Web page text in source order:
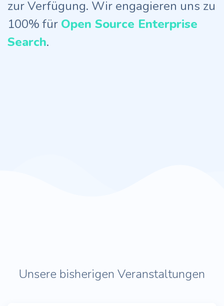
zur Verfügung. Wir engagieren uns zu
100% für Open Source Enterprise
Search.
Unsere bisherigen Veranstaltungen